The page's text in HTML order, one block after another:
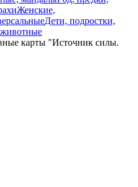
Женские,
Дети, подростки,
карты "Источник силы.